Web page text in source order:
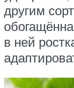
другим
в ней